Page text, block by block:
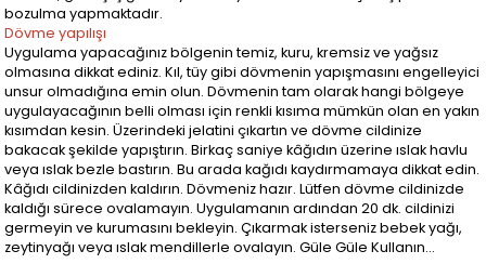
bozulma yapmaktadır.
Dövme yapılışı
Uygulama yapacağınız bölgenin temiz, kuru, kremsiz ve yağsız
olmasına dikkat ediniz. Kıl, tüy gibi dövmenin yapışmasını engelleyici
unsur olmadığına emin olun. Dövmenin tam olarak hangi bölgeye
uygulayacağının belli olması için renkli kısıma mümkün olan en yakın
kısımdan kesin. Üzerindeki jelatini çıkartın ve dövme cildinize
bakacak şekilde yapıştırın. Birkaç saniye kâğıdın üzerine ıslak havlu
veya ıslak bezle bastırın. Bu arada kağıdı kaydırmamaya dikkat edin.
Kâğıdı cildinizden kaldırın. Dövmeniz hazır. Lütfen dövme cildinizde
kaldığı sürece ovalamayın. Uygulamanın ardından 20 dk. cildinizi
germeyin ve kurumasını bekleyin. Çıkarmak isterseniz bebek yağı,
zeytinyağı veya ıslak mendillerle ovalayın. Güle Güle Kullanın...